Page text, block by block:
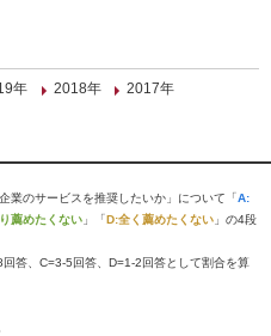
年 2018年 2017年
業のサービスを推奨したいか」について「A:
薦めたくない 」「D:全く薦めたくない 」の4段
答、C=3-5回答、D=1-2回答として割合を算